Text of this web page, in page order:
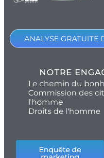
ANALYSE GRATUITE
NOTRE
Le chemin du
Commission des
l'homme
Droits de l'homme
Enquête de